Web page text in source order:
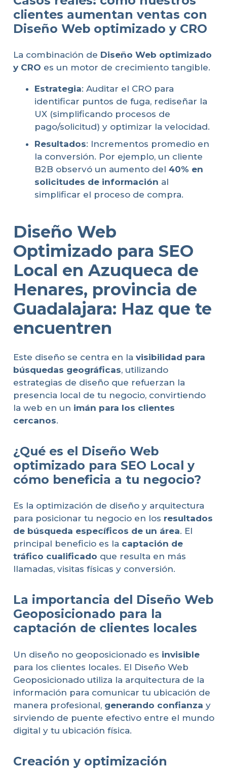
clientes aumentan ventas con
Diseño Web optimizado y CRO
La combinación de Diseño Web optimizado
y CRO es un motor de crecimiento tangible.
Estrategia: Auditar el CRO para
identificar puntos de fuga, rediseñar la
UX (simplificando procesos de
pago/solicitud) y optimizar la velocidad.
Resultados: Incrementos promedio en
la conversión. Por ejemplo, un cliente
B2B observó un aumento del 40% en
solicitudes de información al
simplificar el proceso de compra.
Diseño Web
Optimizado para SEO
Local en Azuqueca de
Henares, provincia de
Guadalajara: Haz que te
encuentren
Este diseño se centra en la visibilidad para
búsquedas geográficas, utilizando
estrategias de diseño que refuerzan la
presencia local de tu negocio, convirtiendo
la web en un imán para los clientes
cercanos.
¿Qué es el Diseño Web
optimizado para SEO Local y
cómo beneficia a tu negocio?
Es la optimización de diseño y arquitectura
para posicionar tu negocio en los resultados
de búsqueda específicos de un área. El
principal beneficio es la captación de
tráfico cualificado que resulta en más
llamadas, visitas físicas y conversión.
La importancia del Diseño Web
Geoposicionado para la
captación de clientes locales
Un diseño no geoposicionado es invisible
para los clientes locales. El Diseño Web
Geoposicionado utiliza la arquitectura de la
información para comunicar tu ubicación de
manera profesional, generando confianza y
sirviendo de puente efectivo entre el mundo
digital y tu ubicación física.
Creación y optimización